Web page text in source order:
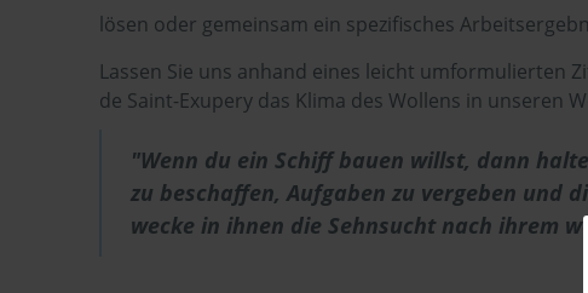
lösen oder gemeinsam ein spezifisches
Lassen Sie uns anhand eines leicht umformulierten
de Saint-Exupery das Klima des Wollens in unseren
"Wenn du ein Schiff bauen willst, dann
zu beschaffen, Aufgaben zu vergeben und
wecke in ihnen die Sehnsucht nach ihrem